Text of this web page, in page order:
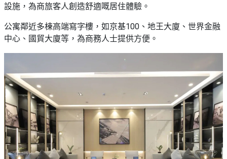
設施，為商旅客人創造舒適嘅居住體驗。
公寓鄰近多棟高端寫字樓，如京基100、地王大廈、世界金融
中心、國貿大廈等，為商務人士提供方便。